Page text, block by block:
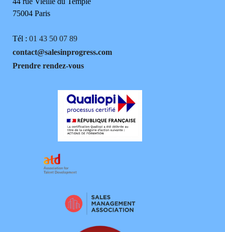
75004 Paris
Tél : 01 43 50 07 89
contact@salesinprogress.com
Prendre rendez-vous